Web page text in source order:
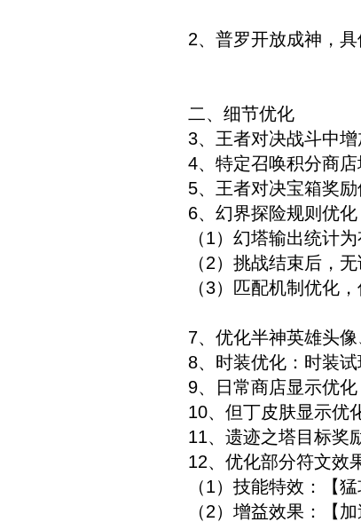
2、普罗开放成神，
二、细节优化
3、王者对决战斗中
4、特定召唤积分商
5、王者对决宝箱奖
6、幻界探险规则优化
（1）幻塔输出统计
（2）挑战结束后，
（3）匹配机制优化
7、优化半神英雄头
8、时装优化：时装
9、日常商店显示优
10、但丁皮肤显示优
11、遗迹之塔目标奖
12、优化部分符文效
（1）技能特效：【猛
（2）增益效果：【